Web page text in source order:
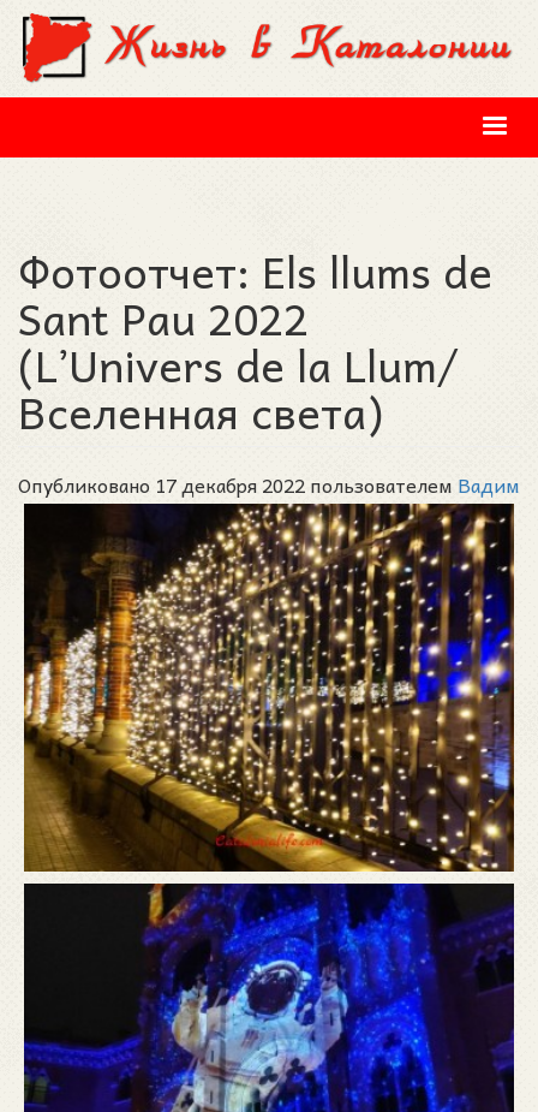
Перейти к основному содержанию
Фотоотчет: Els llums de
Sant Pau 2022
(L’Univers de la Llum/
Вселенная света)
Опубликовано 17 декабря 2022 пользователем Вадим